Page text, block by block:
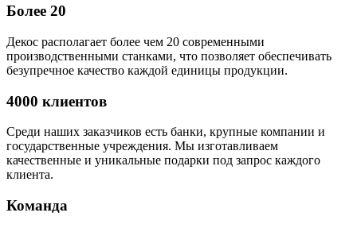
Более 20
Декос располагает более чем 20 современными
производственными станками, что позволяет обеспечивать
безупречное качество каждой единицы продукции.
4000 клиентов
Среди наших заказчиков есть банки, крупные компании и
государственные учреждения. Мы изготавливаем
качественные и уникальные подарки под запрос каждого
клиента.
Команда